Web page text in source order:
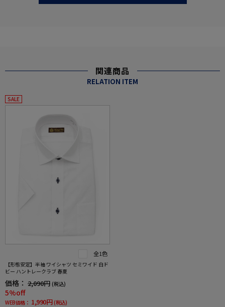
関連商品
RELATION ITEM
SALE
全1色
【形態安定】半袖 ワイシャツ セミワイド 白ド
ビー ハントレークラブ 春夏
価格： 2,090円 (税込)
5%off
WEB価格： 1,990円 (税込)